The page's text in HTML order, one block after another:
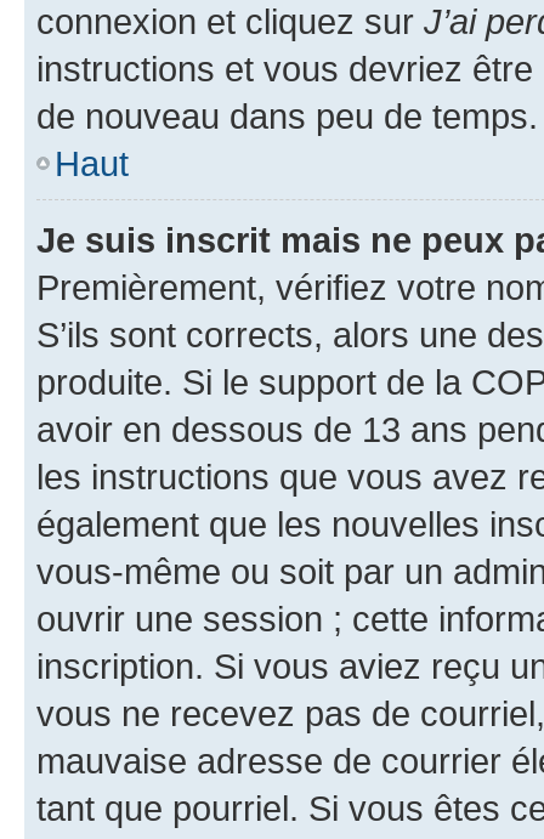
connexion et cliquez sur J’ai
instructions et vous devriez
de nouveau dans peu de temps.
Haut
Je suis inscrit mais ne peux
Premièrement, vérifiez votre
S’ils sont corrects, alors une
produite. Si le support de la
avoir en dessous de 13 ans
les instructions que vous avez
également que les nouvelles
vous-même ou soit par un
ouvrir une session ; cette
inscription. Si vous aviez reçu
vous ne recevez pas de
mauvaise adresse de courrier
tant que pourriel. Si vous êtes